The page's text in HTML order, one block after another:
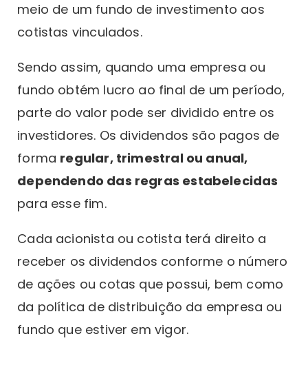
meio de um fundo de investimento aos
cotistas vinculados.
Sendo assim, quando uma empresa ou
fundo obtém lucro ao final de um período,
parte do valor pode ser dividido entre os
investidores. Os dividendos são pagos de
forma regular, trimestral ou anual,
dependendo das regras estabelecidas
para esse fim.
Cada acionista ou cotista terá direito a
receber os dividendos conforme o número
de ações ou cotas que possui, bem como
da política de distribuição da empresa ou
fundo que estiver em vigor.